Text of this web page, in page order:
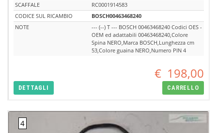
SCAFFALE
RC0001914583
CODICE SUL RICAMBIO
BOSCH00463468240
NOTE
--- (--) T --- BOSCH 00463468240 Codici OES -
OEM ed adattabili 00463468240,Colore
Spina NERO,Marca BOSCH,Lunghezza cm
53,Colore guaina NERO,Numero PIN 4
€ 198,00
DETTAGLI CARRELLO